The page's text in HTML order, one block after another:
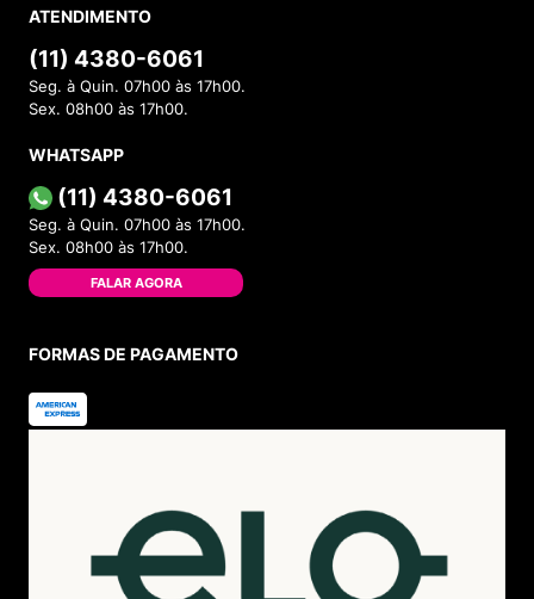
ATENDIMENTO
(11) 4380-6061
Seg. à Quin. 07h00 às 17h00.
Sex. 08h00 às 17h00.
WHATSAPP
(11) 4380-6061
Seg. à Quin. 07h00 às 17h00.
Sex. 08h00 às 17h00.
FALAR AGORA
FORMAS DE PAGAMENTO